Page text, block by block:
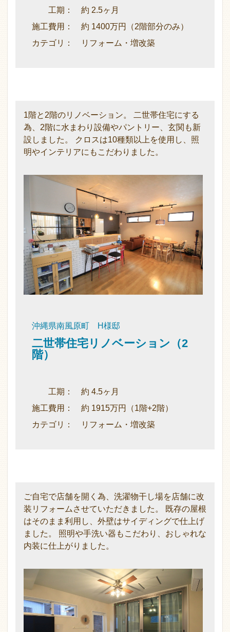
工期： 約 2.5ヶ月
施工費用： 約 1400万円（2階部分のみ）
カテゴリ： リフォーム・増改築
1階と2階のリノベーション。 二世帯住宅にする
為、2階に水まわり設備やパントリー、玄関も新
設しました。 クロスは10種類以上を使用し、照
明やインテリアにもこだわりました。
沖縄県南風原町 H様邸
二世帯住宅リノベーション（2
階）
工期： 約 4.5ヶ月
施工費用： 約 1915万円（1階+2階）
カテゴリ： リフォーム・増改築
ご自宅で店舗を開く為、洗濯物干し場を店舗に改
装リフォームさせていただきました。 既存の屋根
はそのまま利用し、外壁はサイディングで仕上げ
ました。 照明や手洗い器もこだわり、おしゃれな
内装に仕上がりました。